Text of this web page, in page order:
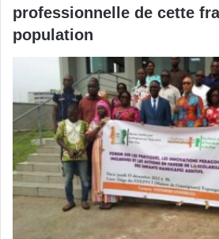
professionnelle de cette
population